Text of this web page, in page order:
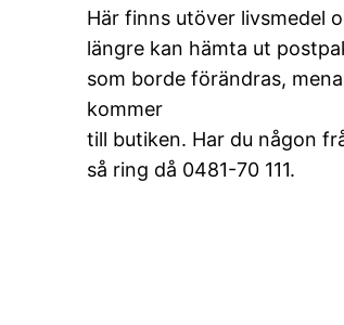
Här finns utöver livsmedel
längre kan hämta ut
som borde förändras,
kommer
till butiken. Har du någon
så ring då 0481-70 111.